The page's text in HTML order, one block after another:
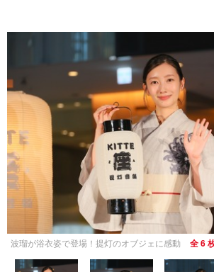
波瑠が浴衣姿で登場！提灯のオブジェに感動 全 6